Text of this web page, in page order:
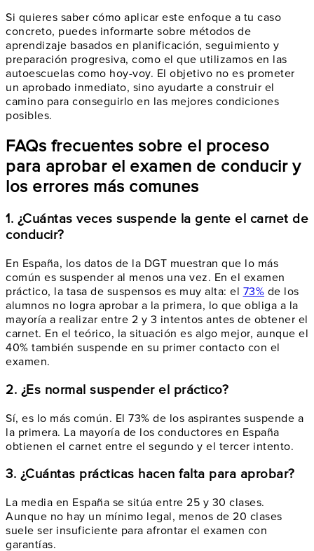
Si quieres saber cómo aplicar este enfoque a tu caso
concreto, puedes informarte sobre métodos de
aprendizaje basados en planificación, seguimiento y
preparación progresiva, como el que utilizamos en las
autoescuelas como hoy-voy. El objetivo no es prometer
un aprobado inmediato, sino ayudarte a construir el
camino para conseguirlo en las mejores condiciones
posibles.
FAQs frecuentes sobre el proceso
para aprobar el examen de conducir y
los errores más comunes
1. ¿Cuántas veces suspende la gente el carnet de
conducir?
En España, los datos de la DGT muestran que lo más
común es suspender al menos una vez. En el examen
práctico, la tasa de suspensos es muy alta: el 73% de los
alumnos no logra aprobar a la primera, lo que obliga a la
mayoría a realizar entre 2 y 3 intentos antes de obtener el
carnet. En el teórico, la situación es algo mejor, aunque el
40% también suspende en su primer contacto con el
examen.
2. ¿Es normal suspender el práctico?
Sí, es lo más común. El 73% de los aspirantes suspende a
la primera. La mayoría de los conductores en España
obtienen el carnet entre el segundo y el tercer intento.
3. ¿Cuántas prácticas hacen falta para aprobar?
La media en España se sitúa entre 25 y 30 clases.
Aunque no hay un mínimo legal, menos de 20 clases
suele ser insuficiente para afrontar el examen con
garantías.